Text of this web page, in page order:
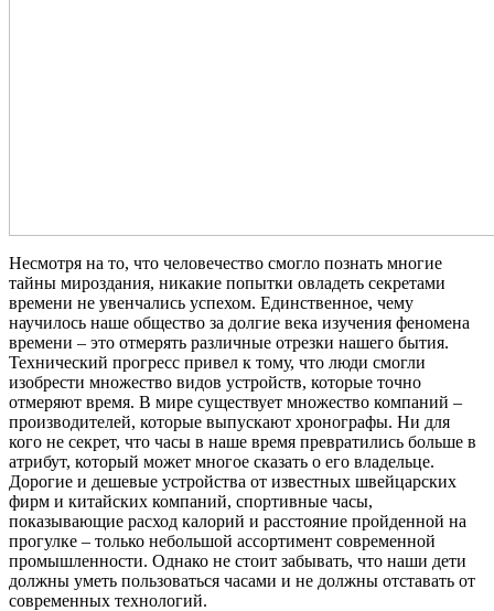
Несмотря на то, что человечество смогло познать многие
тайны мироздания, никакие попытки овладеть секретами
времени не увенчались успехом. Единственное, чему
научилось наше общество за долгие века изучения феномена
времени – это отмерять различные отрезки нашего бытия.
Технический прогресс привел к тому, что люди смогли
изобрести множество видов устройств, которые точно
отмеряют время. В мире существует множество компаний –
производителей, которые выпускают хронографы. Ни для
кого не секрет, что часы в наше время превратились больше в
атрибут, который может многое сказать о его владельце.
Дорогие и дешевые устройства от известных швейцарских
фирм и китайских компаний, спортивные часы,
показывающие расход калорий и расстояние пройденной на
прогулке – только небольшой ассортимент современной
промышленности. Однако не стоит забывать, что наши дети
должны уметь пользоваться часами и не должны отставать от
современных технологий.